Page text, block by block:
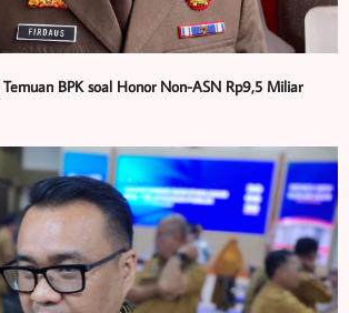
BPK soal Honor Non-ASN Rp9,5 Miliar